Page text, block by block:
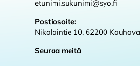
etunimi.sukunimi@syo.fi
Postiosoite:
Nikolaintie 10, 62200 Kauhava
Seuraa meitä